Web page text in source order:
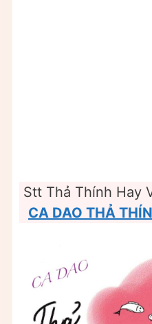
Stt Thả Thính Hay
CA DAO THẢ